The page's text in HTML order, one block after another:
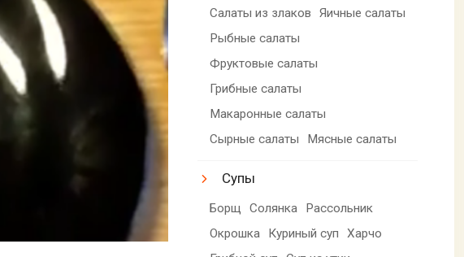
Салаты из злаков
Яичные салаты
Рыбные салаты
Фруктовые салаты
Грибные салаты
Макаронные салаты
Сырные салаты
Мясные салаты
Супы
Борщ Солянка
Рассольник
Окрошка
Куриный суп
Харчо